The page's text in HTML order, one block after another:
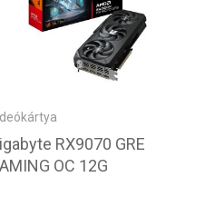
RX9070 GRE
OC 12G